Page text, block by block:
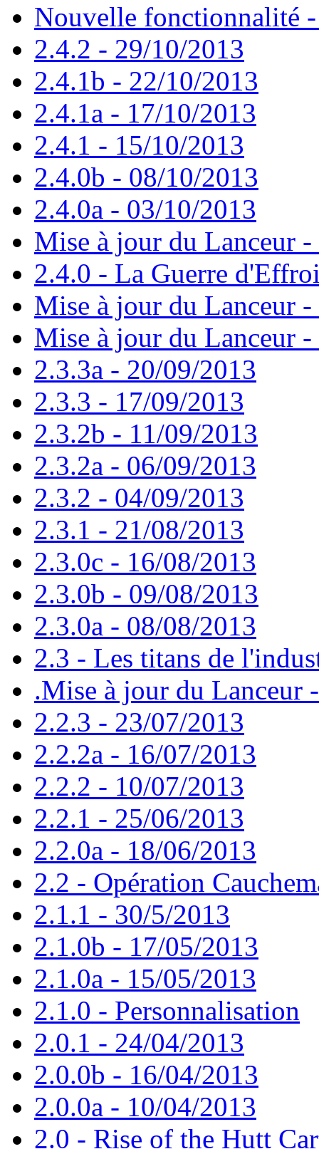
Nouvelle fonctionnalité
2.4.2 - 29/10/2013
2.4.1b - 22/10/2013
2.4.1a - 17/10/2013
2.4.1 - 15/10/2013
2.4.0b - 08/10/2013
2.4.0a - 03/10/2013
Mise à jour du Lanceur
2.4.0 - La Guerre
Mise à jour du Lanceur
Mise à jour du Lanceur
2.3.3a - 20/09/2013
2.3.3 - 17/09/2013
2.3.2b - 11/09/2013
2.3.2a - 06/09/2013
2.3.2 - 04/09/2013
2.3.1 - 21/08/2013
2.3.0c - 16/08/2013
2.3.0b - 09/08/2013
2.3.0a - 08/08/2013
2.3 - Les titans de
.Mise à jour du Lanceur
2.2.3 - 23/07/2013
2.2.2a - 16/07/2013
2.2.2 - 10/07/2013
2.2.1 - 25/06/2013
2.2.0a - 18/06/2013
2.2 - Opération
2.1.1 - 30/5/2013
2.1.0b - 17/05/2013
2.1.0a - 15/05/2013
2.1.0 - Personnalisation
2.0.1 - 24/04/2013
2.0.0b - 16/04/2013
2.0.0a - 10/04/2013
2.0 - Rise of the Hutt